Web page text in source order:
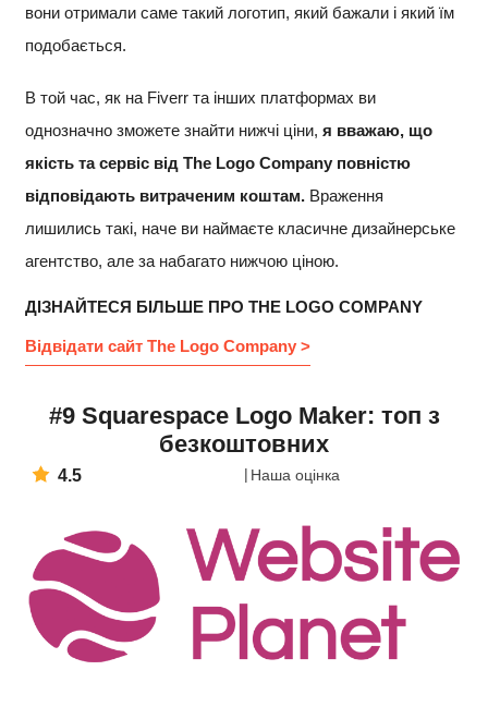
вони отримали саме такий логотип, який бажали і який їм
подобається.
В той час, як на Fiverr та інших платформах ви
однозначно зможете знайти нижчі ціни, я вважаю, що
якість та сервіс від The Logo Company повністю
відповідають витраченим коштам. Враження
лишились такі, наче ви наймаєте класичне дизайнерське
агентство, але за набагато нижчою ціною.
ДІЗНАЙТЕСЯ БІЛЬШЕ ПРО THE LOGO COMPANY
Відвідати сайт The Logo Company >
#9 Squarespace Logo Maker: топ з
безкоштовних
4.5 Наша оцінка